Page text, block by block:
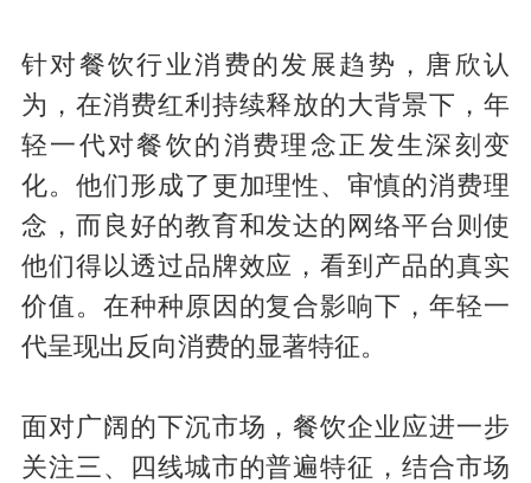
针对餐饮行业消费的发展趋势，唐欣认
为，在消费红利持续释放的大背景下，年
轻一代对餐饮的消费理念正发生深刻变
化。他们形成了更加理性、审慎的消费理
念，而良好的教育和发达的网络平台则使
他们得以透过品牌效应，看到产品的真实
价值。在种种原因的复合影响下，年轻一
代呈现出反向消费的显著特征。
面对广阔的下沉市场，餐饮企业应进一步
关注三、四线城市的普遍特征，结合市场